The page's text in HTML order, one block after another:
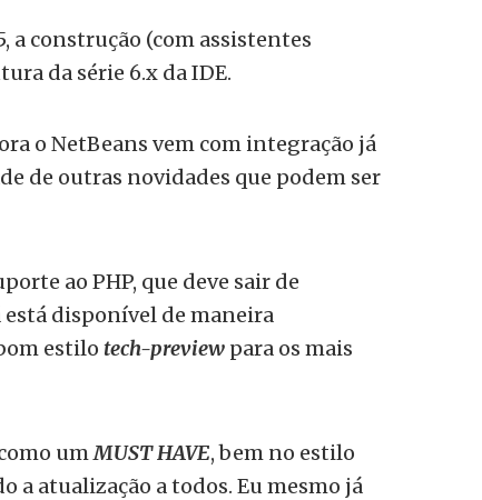
a construção (com assistentes
da série 6.x da IDE.
o NetBeans vem com integração já
de outras novidades que podem ser
ao PHP, que deve sair de
disponível de maneira
estilo tech-preview para os mais
umMUST HAVE, bem no estilo
a atualização a todos. Eu mesmo já